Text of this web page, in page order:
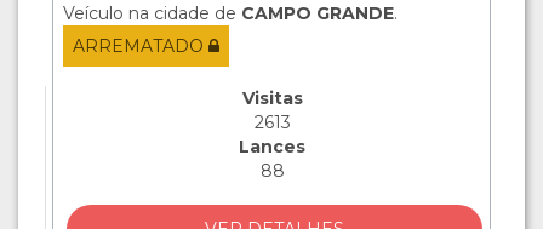
Veículo na cidade de CAMPO GRANDE.
ARREMATADO
Visitas
2613
Lances
88